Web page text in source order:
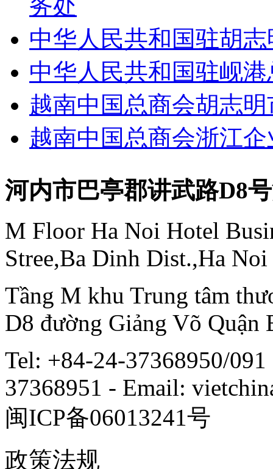
务处
中华人民共和国驻胡
中华人民共和国驻岘
越南中国总商会胡志
越南中国总商会浙江
河内市巴亭郡讲武路D8
M Floor Ha Noi Hotel
Stree,Ba Dinh Dist.,Ha Noi
Tầng M khu Trung tâm
D8 đường Giảng Võ Quận
Tel: +84-24-37368950/
37368951 - Email:
闽ICP备06013241号
政策法规